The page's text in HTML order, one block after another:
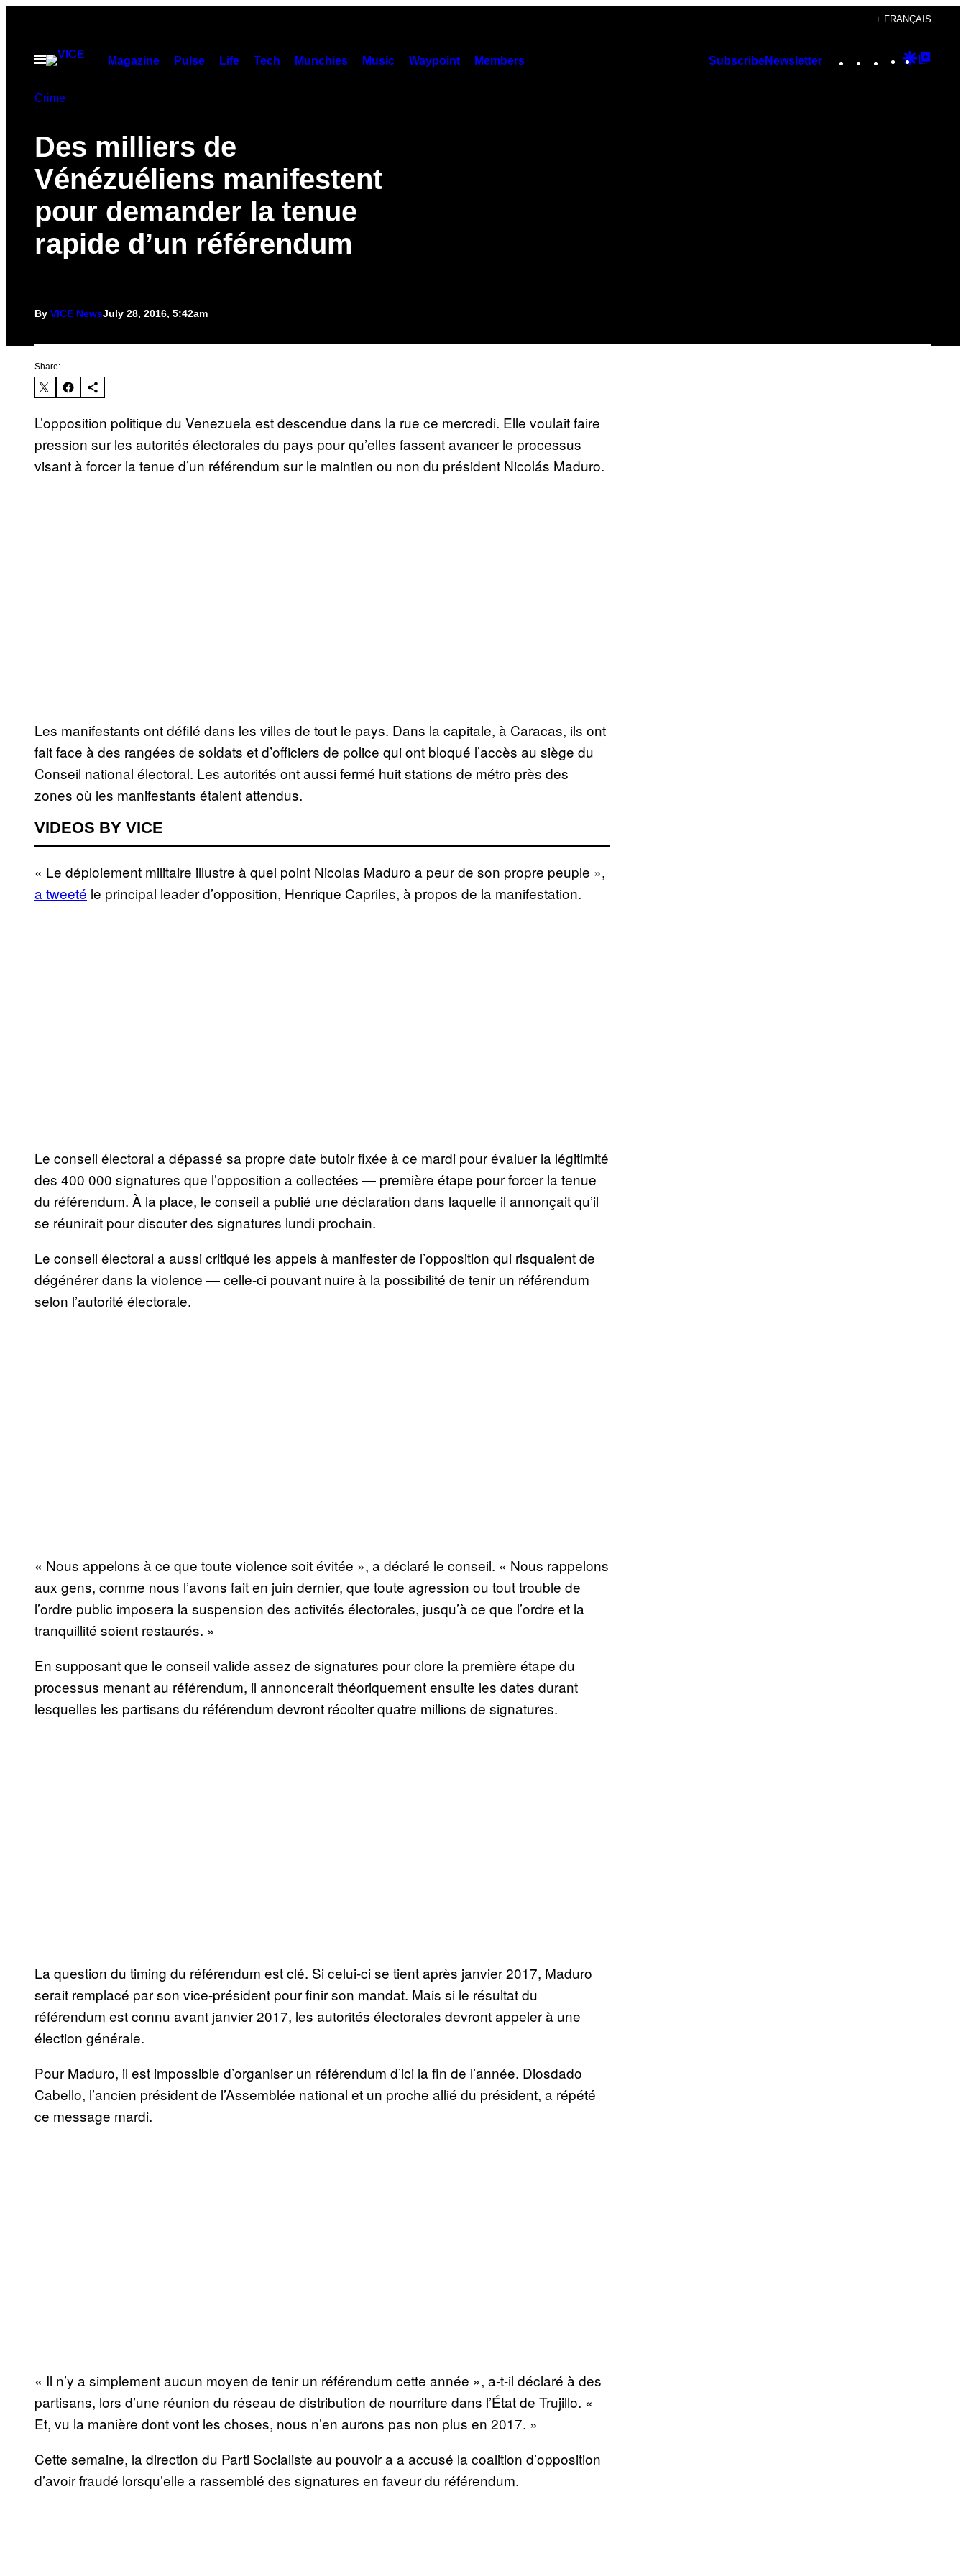
content
+ FRANÇAIS
Open
Magazine Pulse Life Tech Munchies Music Waypoint Members SubscribeNewsletter Instagram
TikTok
YouTube
Google
Crime
Des milliers de
Vénézuéliens manifestent
pour demander la tenue
rapide d’un référendum
By VICE NewsJuly 28, 2016, 5:42am
Share:
L’opposition politique du Venezuela est descendue dans la rue ce mercredi. Elle voulait faire
pression sur les autorités électorales du pays pour qu’elles fassent avancer le processus
visant à forcer la tenue d’un référendum sur le maintien ou non du président Nicolás Maduro.
Les manifestants ont défilé dans les villes de tout le pays. Dans la capitale, à Caracas, ils ont
fait face à des rangées de soldats et d’officiers de police qui ont bloqué l’accès au siège du
Conseil national électoral. Les autorités ont aussi fermé huit stations de métro près des
zones où les manifestants étaient attendus.
VIDEOS BY VICE
« Le déploiement militaire illustre à quel point Nicolas Maduro a peur de son propre peuple »,
a tweeté le principal leader d’opposition, Henrique Capriles, à propos de la manifestation.
Le conseil électoral a dépassé sa propre date butoir fixée à ce mardi pour évaluer la légitimité
des 400 000 signatures que l’opposition a collectées — première étape pour forcer la tenue
du référendum. À la place, le conseil a publié une déclaration dans laquelle il annonçait qu’il
se réunirait pour discuter des signatures lundi prochain.
Le conseil électoral a aussi critiqué les appels à manifester de l’opposition qui risquaient de
dégénérer dans la violence — celle-ci pouvant nuire à la possibilité de tenir un référendum
selon l’autorité électorale.
« Nous appelons à ce que toute violence soit évitée », a déclaré le conseil. « Nous rappelons
aux gens, comme nous l’avons fait en juin dernier, que toute agression ou tout trouble de
l’ordre public imposera la suspension des activités électorales, jusqu’à ce que l’ordre et la
tranquillité soient restaurés. »
En supposant que le conseil valide assez de signatures pour clore la première étape du
processus menant au référendum, il annoncerait théoriquement ensuite les dates durant
lesquelles les partisans du référendum devront récolter quatre millions de signatures.
La question du timing du référendum est clé. Si celui-ci se tient après janvier 2017, Maduro
serait remplacé par son vice-président pour finir son mandat. Mais si le résultat du
référendum est connu avant janvier 2017, les autorités électorales devront appeler à une
élection générale.
Pour Maduro, il est impossible d’organiser un référendum d’ici la fin de l’année. Diosdado
Cabello, l’ancien président de l’Assemblée national et un proche allié du président, a répété
ce message mardi.
« Il n’y a simplement aucun moyen de tenir un référendum cette année », a-t-il déclaré à des
partisans, lors d’une réunion du réseau de distribution de nourriture dans l’État de Trujillo. «
Et, vu la manière dont vont les choses, nous n’en aurons pas non plus en 2017. »
Cette semaine, la direction du Parti Socialiste au pouvoir a a accusé la coalition d’opposition
d’avoir fraudé lorsqu’elle a rassemblé des signatures en faveur du référendum.